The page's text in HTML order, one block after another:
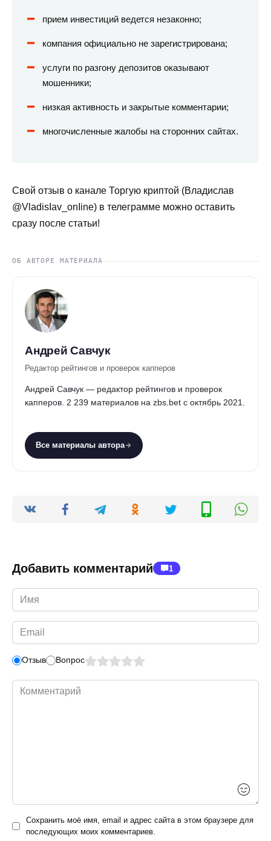
прием инвестиций ведется незаконно;
компания официально не зарегистрирована;
услуги по разгону депозитов оказывают
мошенники;
низкая активность и закрытые комментарии;
многочисленные жалобы на сторонних сайтах.
Свой отзыв о канале Торгую криптой (Владислав
@VladisIav_onIine) в телеграмме можно оставить
сразу после статьи!
ОБ АВТОРЕ МАТЕРИАЛА
Андрей Савчук
Редактор рейтингов и проверок капперов
Андрей Савчук — редактор рейтингов и проверок
капперов. 2 239 материалов на zbs.bet с октябрь 2021.
Все материалы автора
Добавить комментарий 1
Имя
*
Email
*
Отзыв Вопрос
Комментарий
Сохранить моё имя, email и адрес сайта в этом браузере для
последующих моих комментариев.